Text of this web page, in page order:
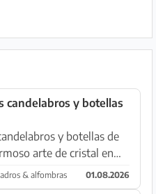
candelabros y botellas
y botellas de
entregados
o en conjunto.
& alfombras 01.08.2026